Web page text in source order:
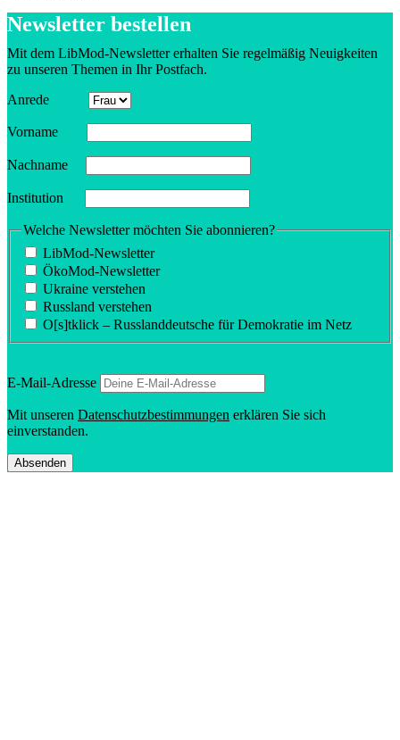
Newsletter bestellen
Mit dem LibMod-Newsletter erhalten Sie regel­mäßig Neuig­keiten
zu unseren Themen in Ihr Postfach.
Anrede
Vorname
Nachname
Insti­tution
Welche Newsletter möchten Sie abonnieren?
LibMod-Newsletter
ÖkoMod-Newsletter
Ukraine verstehen
Russland verstehen
O[s]tklick – Russland­deutsche für Demokratie im Netz
E‑Mail-Adresse
Mit unseren Daten­schutz­be­stim­mungen erklären Sie sich
einverstanden.